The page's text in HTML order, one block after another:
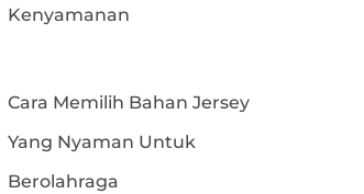
Kenyamanan
Cara Memilih Bahan Jersey
Yang Nyaman Untuk
Berolahraga